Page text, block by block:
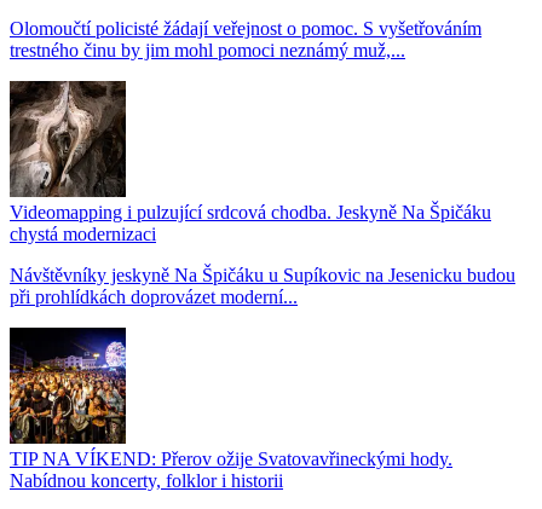
Olomoučtí policisté žádají veřejnost o pomoc. S vyšetřováním
trestného činu by jim mohl pomoci neznámý muž,...
Videomapping i pulzující srdcová chodba. Jeskyně Na Špičáku
chystá modernizaci
Návštěvníky jeskyně Na Špičáku u Supíkovic na Jesenicku budou
při prohlídkách doprovázet moderní...
TIP NA VÍKEND: Přerov ožije Svatovavřineckými hody.
Nabídnou koncerty, folklor i historii